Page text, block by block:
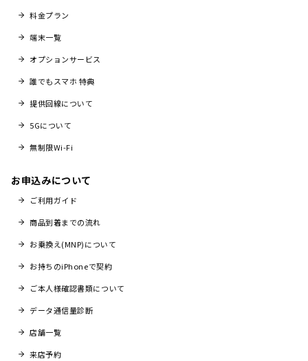
料金プラン
端末一覧
オプションサービス
誰でもスマホ 特典
提供回線について
5Gについて
無制限Wi-Fi
お申込みについて
ご利用ガイド
商品到着までの流れ
お乗換え(MNP)について
お持ちのiPhoneで契約
ご本人様確認書類について
データ通信量診断
店舗一覧
来店予約